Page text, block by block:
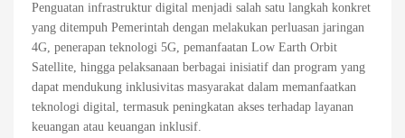
Penguatan infrastruktur digital menjadi salah satu langkah konkret
yang ditempuh Pemerintah dengan melakukan perluasan jaringan
4G, penerapan teknologi 5G, pemanfaatan Low Earth Orbit
Satellite, hingga pelaksanaan berbagai inisiatif dan program yang
dapat mendukung inklusivitas masyarakat dalam memanfaatkan
teknologi digital, termasuk peningkatan akses terhadap layanan
keuangan atau keuangan inklusif.